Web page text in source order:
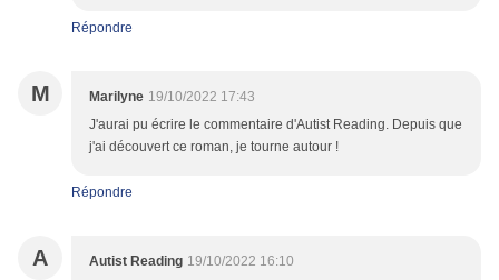
Répondre
M Marilyne 19/10/2022 17:43
J'aurai pu écrire le commentaire d'Autist Reading. Depuis que
j'ai découvert ce roman, je tourne autour !
Répondre
A Autist Reading 19/10/2022 16:10